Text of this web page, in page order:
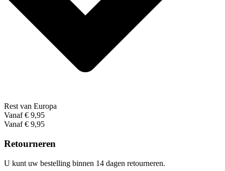
Rest van Europa
Vanaf € 9,95
Vanaf € 9,95
Retourneren
U kunt uw bestelling binnen 14 dagen retourneren.